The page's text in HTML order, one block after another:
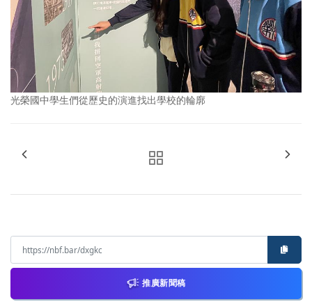
光榮國中學生們從歷史的演進找出學校的輪廓
推廣新聞稿